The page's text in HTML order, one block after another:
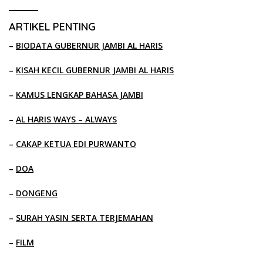
ARTIKEL PENTING
– BIODATA GUBERNUR JAMBI AL HARIS
– KISAH KECIL GUBERNUR JAMBI AL HARIS
– KAMUS LENGKAP BAHASA JAMBI
– AL HARIS WAYS – ALWAYS
– CAKAP KETUA EDI PURWANTO
– DOA
– DONGENG
– SURAH YASIN SERTA TERJEMAHAN
– FILM